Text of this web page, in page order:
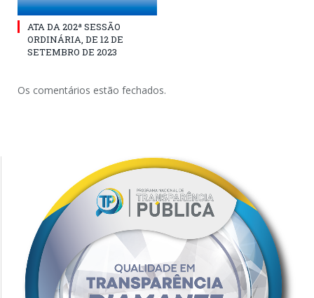
ATA DA 202ª SESSÃO
ORDINÁRIA, DE 12 DE
SETEMBRO DE 2023
Os comentários estão fechados.